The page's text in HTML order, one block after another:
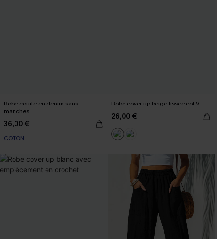
Robe courte en denim sans
manches
36,00 €
COTON
Robe cover up beige tissée col V
26,00 €